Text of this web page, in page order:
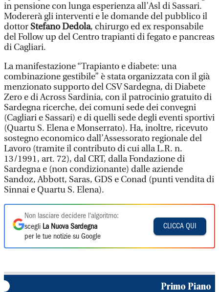
in pensione con lunga esperienza all’Asl di Sassari.
Modererà gli interventi e le domande del pubblico il
dottor Stefano Dedola, chirurgo ed ex responsabile
del Follow up del Centro trapianti di fegato e pancreas
di Cagliari.
La manifestazione “Trapianto e diabete: una
combinazione gestibile” è stata organizzata con il già
menzionato supporto del CSV Sardegna, di Diabete
Zero e di Across Sardinia, con il patrocinio gratuito di
Sardegna ricerche, dei comuni sede dei convegni
(Cagliari e Sassari) e di quelli sede degli eventi sportivi
(Quartu S. Elena e Monserrato). Ha, inoltre, ricevuto
sostegno economico dall’Assessorato regionale del
Lavoro (tramite il contributo di cui alla L.R. n.
13/1991, art. 72), dal CRT, dalla Fondazione di
Sardegna e (non condizionante) dalle aziende
Sandoz, Abbott, Saras, GDS e Conad (punti vendita di
Sinnai e Quartu S. Elena).
Non lasciare decidere l'algoritmo:
scegli La Nuova Sardegna
per le tue notizie su Google
CLICCA QUI
Primo Piano